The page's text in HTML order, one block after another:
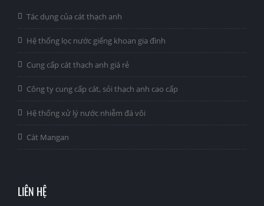
Tác dụng của cát thạch anh
Hệ thống lọc nước giếng khoan gia đình
Cung cấp cát thạch anh giá rẻ
Công ty cung cấp cát, sỏi thạch anh cao cấp
Hệ thống xử lý nước nhiễm đá vôi
Cát Mangan
LIÊN HỆ